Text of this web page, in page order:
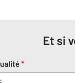
Et si
*